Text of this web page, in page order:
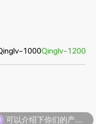
1000Qinglv-1200